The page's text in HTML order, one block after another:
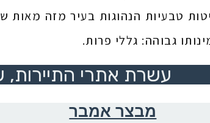
טבעיות הנהוגות בעיר מזה מאות
גבוהה: גללי פרות.
עשרת אתרי
מבצר אמבר